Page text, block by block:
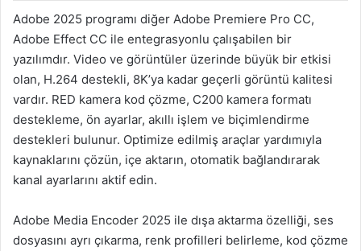
Adobe 2025 programı diğer Adobe Premiere Pro CC,
Adobe Effect CC ile entegrasyonlu çalışabilen bir
yazılımdır. Video ve görüntüler üzerinde büyük bir etkisi
olan, H.264 destekli, 8K’ya kadar geçerli görüntü kalitesi
vardır. RED kamera kod çözme, C200 kamera formatı
destekleme, ön ayarlar, akıllı işlem ve biçimlendirme
destekleri bulunur. Optimize edilmiş araçlar yardımıyla
kaynaklarını çözün, içe aktarın, otomatik bağlandırarak
kanal ayarlarını aktif edin.
Adobe Media Encoder 2025 ile dışa aktarma özelliği, ses
dosyasını ayrı çıkarma, renk profilleri belirleme, kod çözme